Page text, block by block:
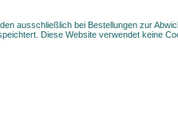
ausschließlich bei Bestellungen zur
Diese Website verwendet keine